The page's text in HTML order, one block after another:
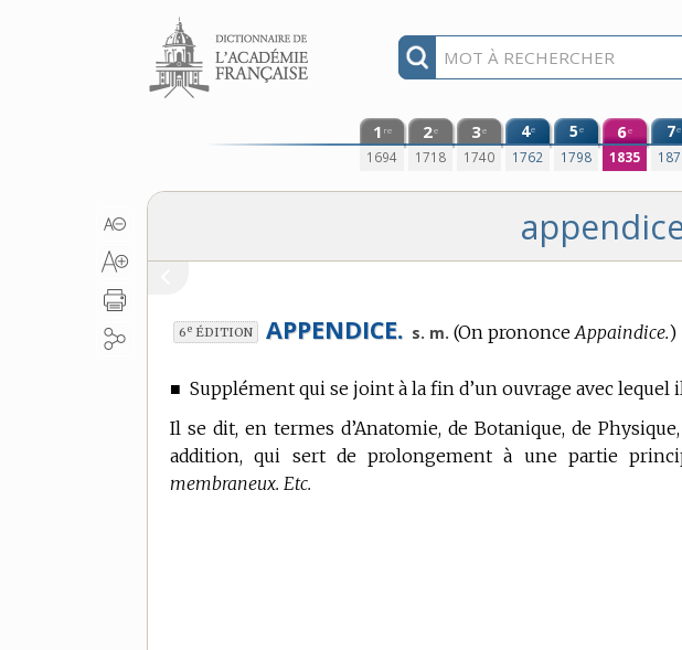
Aller au contenu
1 re
1694
2e
1718
3e
1740
4e
1762
5e
1798
6e
1835
7e
6e ÉDITION APPENDICE. s. m. (On prononceAppaindice.)
■ Supplément qui se joint à la fin d’un ouvrage avec lequel
Il se dit, entermes d’Anatomie, de Botanique, de Physique,
addition, qui sert de prolongement à une partie
membraneux. Etc.